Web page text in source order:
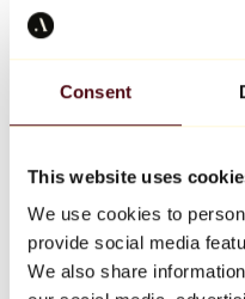
Consent
This website uses
We use cookies to
provide social media
We also share
Keith
Tutti i
Opera della settimana